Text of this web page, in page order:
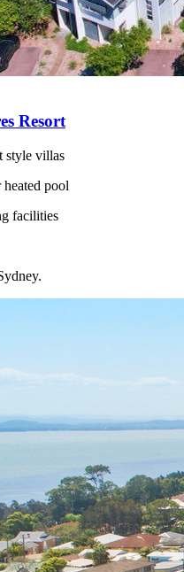
Resort
style villas
pool
facilities